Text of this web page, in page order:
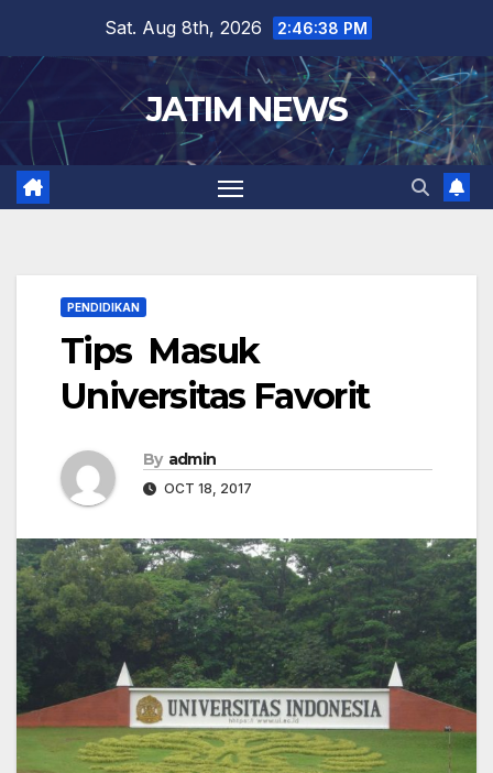
content
Sat. Aug 8th, 2026 2:46:39 PM
JATIM NEWS
PENDIDIKAN
Tips Masuk
Universitas Favorit
By admin
OCT 18, 2017